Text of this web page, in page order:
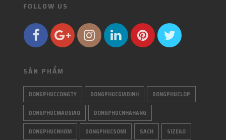
FOLLOW US
SẢN PHẨM
DONGPHUCCONGTY DONGPHUCGIADINH DONGPHUCLOP
DONGPHUCMAUGIAO DONGPHUCNHAHANG
DONGPHUCNHOM DONGPHUCSOMI SACH SIZEAO